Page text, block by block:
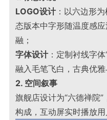
LOGO设计：以六边形为
态版本中字形随温度感
融；
字体设计：定制衬线字
融入毛笔飞白，古典优
2. 空间叙事
旗舰店设计为“六德禅院
构成，互动屏实时播放